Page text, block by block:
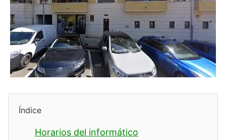
Índice
Horarios del informático